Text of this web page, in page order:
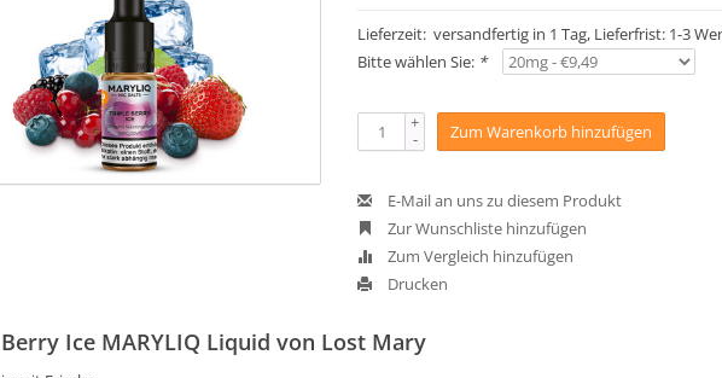
Lieferzeit: versandfertig in 1 Tag, Lieferfrist: 1-3
Bitte wählen Sie: *
+
- Zum Warenkorb hinzufügen
E-Mail an uns zu diesem Produkt
Zur Wunschliste hinzufügen
Zum Vergleich hinzufügen
Drucken
Ice MARYLIQ Liquid von Lost Mary